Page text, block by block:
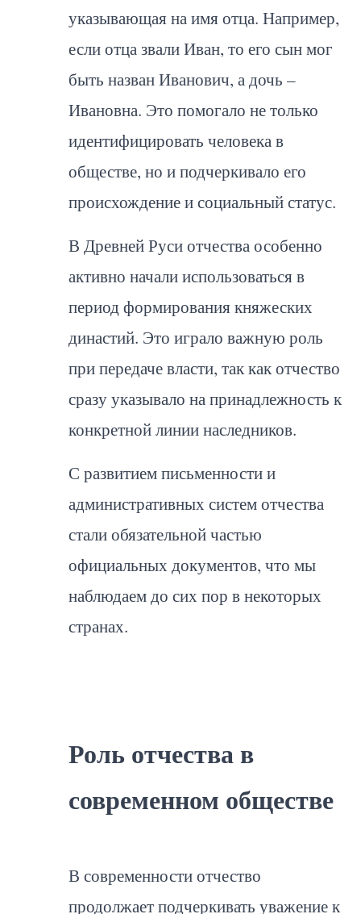
указывающая на имя отца. Например,
если отца звали Иван, то его сын мог
быть назван Иванович, а дочь –
Ивановна. Это помогало не только
идентифицировать человека в
обществе, но и подчеркивало его
происхождение и социальный статус.
В Древней Руси отчества особенно
активно начали использоваться в
период формирования княжеских
династий. Это играло важную роль
при передаче власти, так как отчество
сразу указывало на принадлежность к
конкретной линии наследников.
С развитием письменности и
административных систем отчества
стали обязательной частью
официальных документов, что мы
наблюдаем до сих пор в некоторых
странах.
Роль отчества в
современном обществе
В современности отчество
продолжает подчеркивать уважение к